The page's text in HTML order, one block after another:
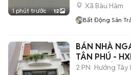
1 phút trước 12
Xã Bàu Hàm
Bất Động Sản
BÁN NHÀ
TÂN PHÚ -
GIÁ 5,9TỶ
2 PN Hướng Tây